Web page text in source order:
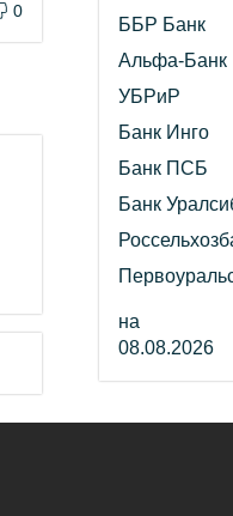
0
ББР Банк
Альфа-Банк
УБРиР
Банк Инго
Банк ПСБ
Банк
на
08.08.2026